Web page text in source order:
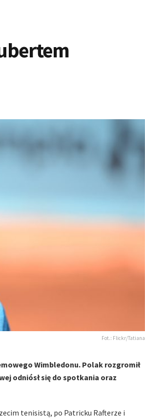
Fot.: Flickr/Tatiana
Wimbledonu. Polak rozgromił
odniósł się do spotkania oraz
tenisistą, po Patricku Rafterze i